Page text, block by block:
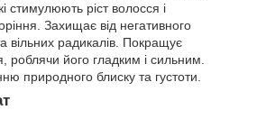
стимулюють ріст волосся і
Захищає від негативного
вільних радикалів. Покращує
роблячи його гладким і сильним.
природного блиску та густоти.